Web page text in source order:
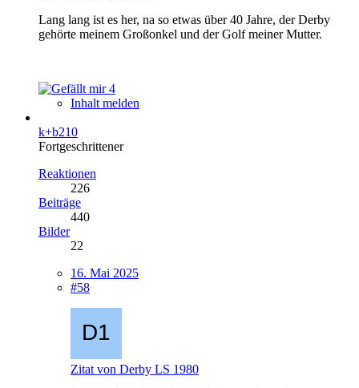
Lang lang ist es her, na so etwas über 40 Jahre, der Derby
gehörte meinem Großonkel und der Golf meiner Mutter.
4
Inhalt melden
k+b210
Fortgeschrittener
Reaktionen
226
Beiträge
440
Bilder
22
16. Mai 2025
#58
Zitat von Derby LS 1980